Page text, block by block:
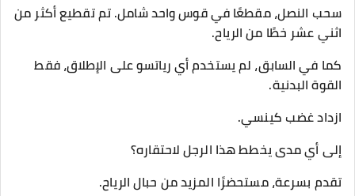
سحب النصل، مقطعًا في قوس واحد شامل. تم تقطيع أكثر من
اثني عشر خطًا من الرياح.
كما في السابق، لم يستخدم أي رياتسو على الإطلاق، فقط
القوة البدنية.
ازداد غضب كينسي.
إلى أي مدى يخطط هذا الرجل لاحتقاره؟
تقدم بسرعة، مستحضرًا المزيد من حبال الرياح.